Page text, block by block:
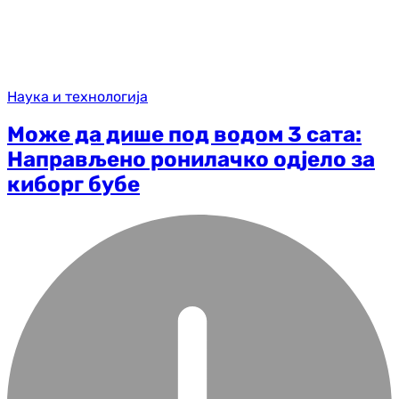
Наука и технологија
Може да дише под водом 3 сата:
Направљено ронилачко одјело за
киборг бубе